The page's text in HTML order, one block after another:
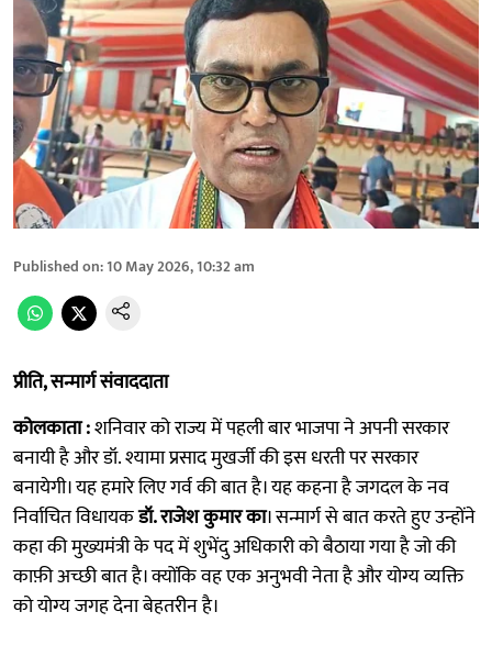
Published on:10 May 2026, 10:32 am
प्रीति, सन्मार्ग संवाददाता
कोलकाता :शनिवार को राज्य में पहली बार भाजपा ने अपनी सरकार
बनायी है और डॉ. श्यामा प्रसाद मुखर्जी की इस धरती पर सरकार
बनायेगी। यह हमारे लिए गर्व की बात है। यह कहना है जगदल के नव
निर्वाचित विधायकडॉ. राजेश कुमार का। सन्मार्ग से बात करते हुए उन्होंने
कहा की मुख्यमंत्री के पद में शुभेंदु अधिकारी को बैठाया गया है जो की
काफ़ी अच्छी बात है। क्योंकि वह एक अनुभवी नेता है और योग्य व्यक्ति
को योग्य जगह देना बेहतरीन है।